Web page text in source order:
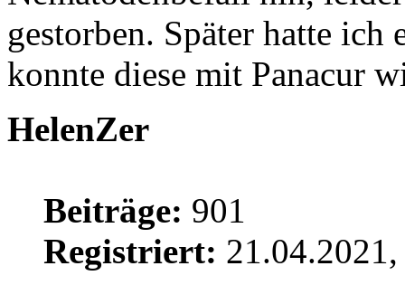
gestorben. Später hatte ich
konnte diese mit Panacur
HelenZer
Beiträge: 901
Registriert: